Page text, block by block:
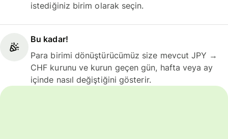
istediğiniz birim olarak seçin.
Bu kadar!
Para birimi dönüştürücümüz size mevcut JPY →
CHF kurunu ve kurun geçen gün, hafta veya ay
içinde nasıl değiştiğini gösterir.